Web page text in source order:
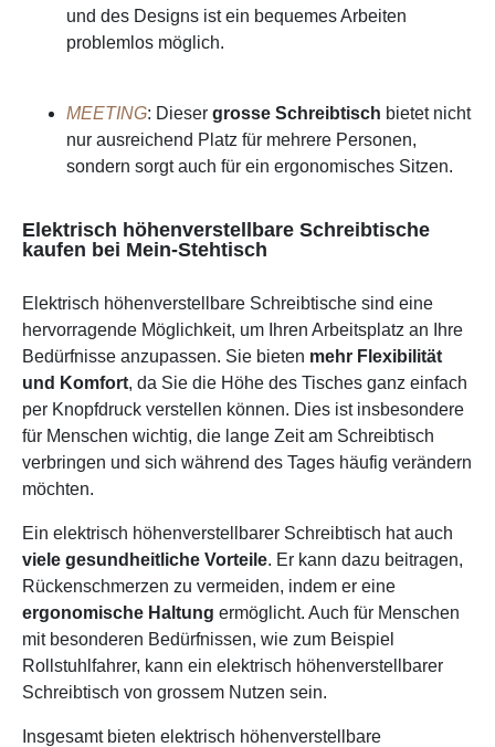
und des Designs ist ein bequemes Arbeiten
problemlos möglich.
MEETING: Dieser grosse Schreibtisch bietet nicht
nur ausreichend Platz für mehrere Personen,
sondern sorgt auch für ein ergonomisches Sitzen.
Elektrisch höhenverstellbare Schreibtische
kaufen bei Mein-Stehtisch
Elektrisch höhenverstellbare Schreibtische sind eine
hervorragende Möglichkeit, um Ihren Arbeitsplatz an Ihre
Bedürfnisse anzupassen. Sie bieten mehr Flexibilität
und Komfort, da Sie die Höhe des Tisches ganz einfach
per Knopfdruck verstellen können. Dies ist insbesondere
für Menschen wichtig, die lange Zeit am Schreibtisch
verbringen und sich während des Tages häufig verändern
möchten.
Ein elektrisch höhenverstellbarer Schreibtisch hat auch
viele gesundheitliche Vorteile. Er kann dazu beitragen,
Rückenschmerzen zu vermeiden, indem er eine
ergonomische Haltung ermöglicht. Auch für Menschen
mit besonderen Bedürfnissen, wie zum Beispiel
Rollstuhlfahrer, kann ein elektrisch höhenverstellbarer
Schreibtisch von grossem Nutzen sein.
Insgesamt bieten elektrisch höhenverstellbare